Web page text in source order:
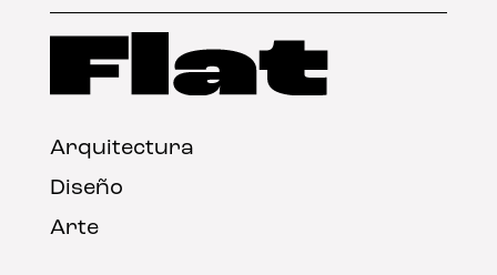
Arquitectura
Diseño
Arte